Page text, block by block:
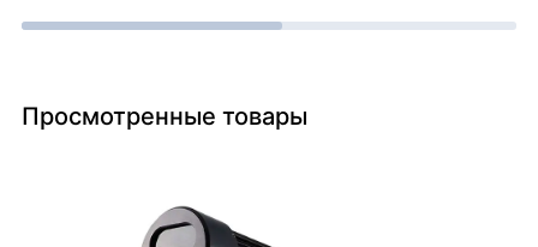
Просмотренные товары